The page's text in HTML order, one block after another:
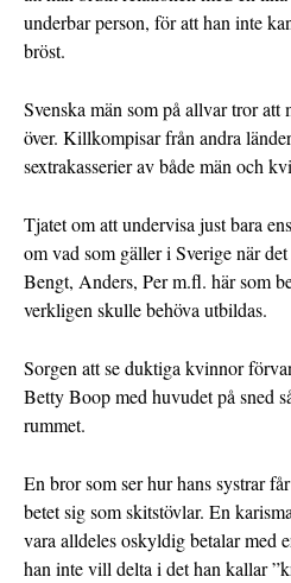
underbar person, för att han inte
bröst.
Svenska män som på allvar tror att
över. Killkompisar från andra
sextrakasserier av både män och
Tjatet om att undervisa just bara
om vad som gäller i Sverige när
Bengt, Anders, Per m.fl. här som
verkligen skulle behöva utbildas.
Sorgen att se duktiga kvinnor
Betty Boop med huvudet på sned
rummet.
En bror som ser hur hans systrar
betet sig som skitstövlar. En
vara alldeles oskyldig betalar med
han inte vill delta i det han kallar